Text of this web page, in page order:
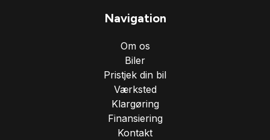
Navigation
Om os
Biler
Pristjek din bil
Værksted
Klargøring
Finansiering
Kontakt